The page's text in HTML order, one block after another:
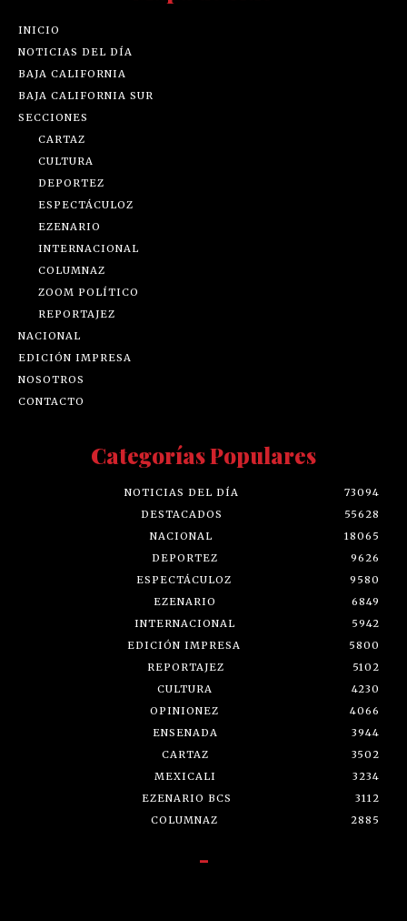
INICIO
NOTICIAS DEL DÍA
BAJA CALIFORNIA
BAJA CALIFORNIA SUR
SECCIONES
CARTAZ
CULTURA
DEPORTEZ
ESPECTÁCULOZ
EZENARIO
INTERNACIONAL
COLUMNAZ
ZOOM POLÍTICO
REPORTAJEZ
NACIONAL
EDICIÓN IMPRESA
NOSOTROS
CONTACTO
Categorías Populares
NOTICIAS DEL DÍA
73094
DESTACADOS
55628
NACIONAL
18065
DEPORTEZ
9626
ESPECTÁCULOZ
9580
EZENARIO
6849
INTERNACIONAL
5942
EDICIÓN IMPRESA
5800
REPORTAJEZ
5102
CULTURA
4230
OPINIONEZ
4066
ENSENADA
3944
CARTAZ
3502
MEXICALI
3234
EZENARIO BCS
3112
COLUMNAZ
2885
-